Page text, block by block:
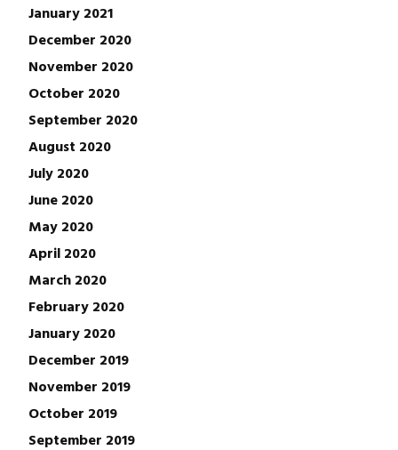
January 2021
December 2020
November 2020
October 2020
September 2020
August 2020
July 2020
June 2020
May 2020
April 2020
March 2020
February 2020
January 2020
December 2019
November 2019
October 2019
September 2019